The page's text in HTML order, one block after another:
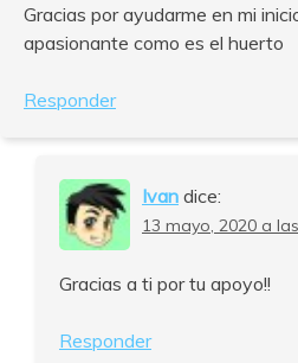
Gracias por ayudarme en mi
apasionante como es el huerto
Responder
Ivan dice:
13 mayo, 2020 a
Gracias a ti por tu apoyo!!
Responder